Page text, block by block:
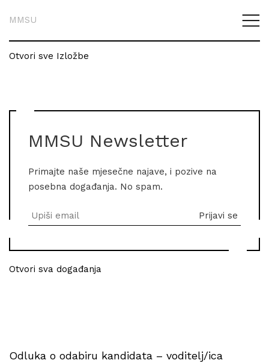
MMSU
Otvori sve Izložbe
MMSU Newsletter
Primajte naše mjesečne najave, i pozive na
posebna događanja. No spam.
Otvori sva događanja
Odluka o odabiru kandidata – voditelj/ica